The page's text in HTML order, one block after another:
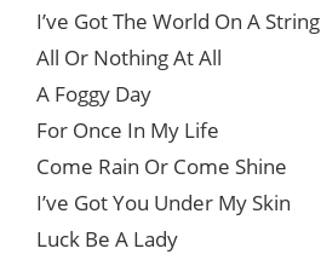
I’ve Got The World On A String
All Or Nothing At All
A Foggy Day
For Once In My Life
Come Rain Or Come Shine
I’ve Got You Under My Skin
Luck Be A Lady